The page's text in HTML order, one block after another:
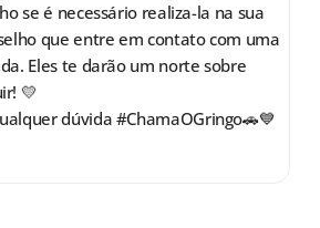
se é necessário realiza-la na sua
que entre em contato com uma
Eles te darão um norte sobre
💛
dúvida #ChamaOGringo🚗💙